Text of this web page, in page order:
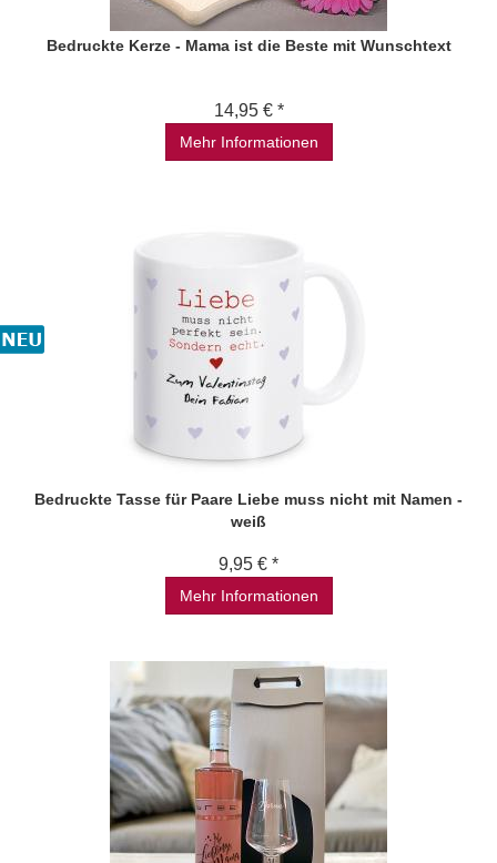
Bedruckte Kerze - Mama ist die Beste mit Wunschtext
14,95 € *
Mehr Informationen
Bedruckte Tasse für Paare Liebe muss nicht mit Namen -
weiß
9,95 € *
Mehr Informationen